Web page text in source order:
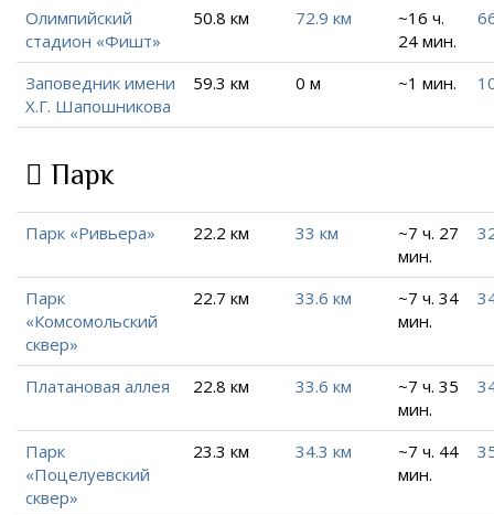
Олимпийский
стадион «Фишт»
50.8 км 72.9 км
~16 ч.
24 мин.
Заповедник имени
Х.Г. Шапошникова
59.3 км 0 м ~1 мин.
Парк
Парк «Ривьера» 22.2 км 33 км
~7 ч. 27
мин.
Парк
«Комсомольский
сквер»
22.7 км 33.6 км
~7 ч. 34
мин.
Платановая аллея 22.8 км 33.6 км
~7 ч. 35
мин.
Парк
«Поцелуевский
сквер»
23.3 км 34.3 км
~7 ч. 44
мин.